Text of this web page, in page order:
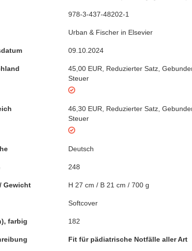
978-3-437-48202-1
Urban & Fischer in Elsevier
09.10.2024
45,00 EUR Reduzierter Satz
Steuer
46,30 EUR Reduzierter Satz
Steuer
Deutsch
248
Gewicht H 27 cm / B 21 cm / 700 g
Softcover
farbig 182
Fit für pädiatrische Notfälle aller Art